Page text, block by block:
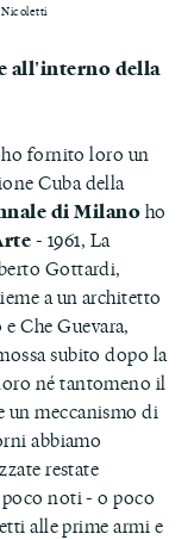
Nicoletti
all'interno della
ho fornito loro un
Cuba della
di Milanoho
- 1961, La
Gottardi,
a un architetto
Che Guevara,
subito dopo la
né tantomeno il
un meccanismo di
abbiamo
restate
noti - o poco
alle prime armi e